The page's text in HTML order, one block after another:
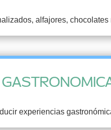
alfajores,
experiencias